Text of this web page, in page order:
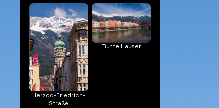
Herzog-Friedrich-
Straße
Bunte Hauser